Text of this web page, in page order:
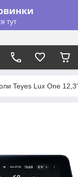
Teyes Lux One